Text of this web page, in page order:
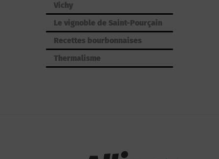
Vichy
Le vignoble de Saint-Pourçain
Recettes bourbonnaises
Thermalisme